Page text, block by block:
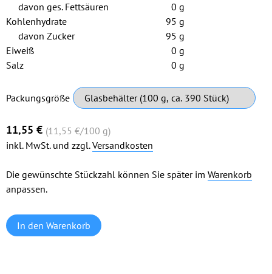
davon ges. Fettsäuren
0 g
Kohlenhydrate
95 g
davon Zucker
95 g
Eiweiß
0 g
Salz
0 g
Pflichtfeld
Packungsgröße
11,55 € (11,55 €/100 g)
inkl. MwSt. und zzgl.Versandkosten
Die gewünschte Stückzahl können Sie später im Warenkorb
anpassen.